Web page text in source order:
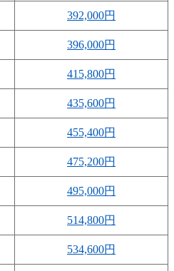
392,000円
396,000円
415,800円
435,600円
455,400円
475,200円
495,000円
514,800円
534,600円